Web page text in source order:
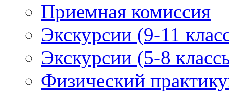
Приемная комиссия
Экскурсии (9-11
Экскурсии (5-8
Физический